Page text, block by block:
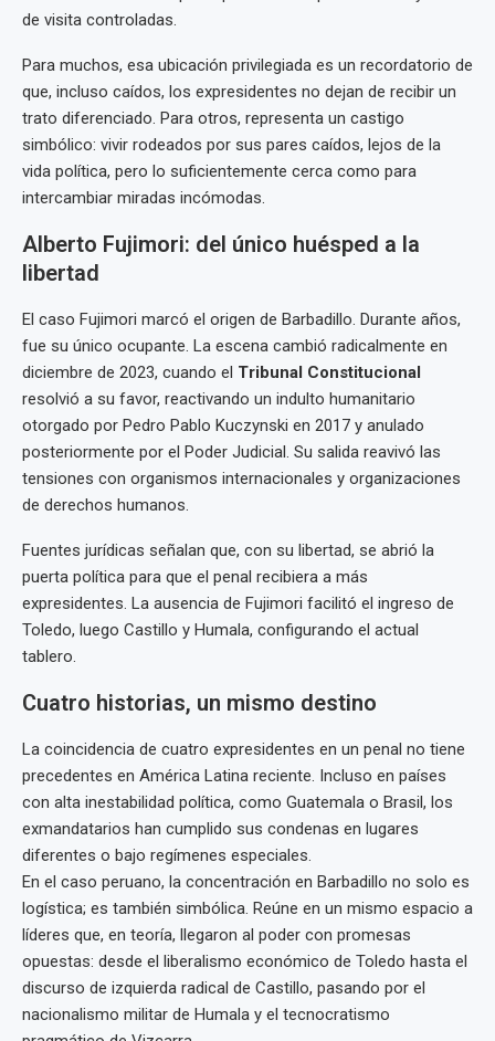
de visita controladas.
Para muchos, esa ubicación privilegiada es un recordatorio de
que, incluso caídos, los expresidentes no dejan de recibir un
trato diferenciado. Para otros, representa un castigo
simbólico: vivir rodeados por sus pares caídos, lejos de la
vida política, pero lo suficientemente cerca como para
intercambiar miradas incómodas.
Alberto Fujimori: del único huésped a la
libertad
El caso Fujimori marcó el origen de Barbadillo. Durante años,
fue su único ocupante. La escena cambió radicalmente en
diciembre de 2023, cuando el Tribunal Constitucional
resolvió a su favor, reactivando un indulto humanitario
otorgado por Pedro Pablo Kuczynski en 2017 y anulado
posteriormente por el Poder Judicial. Su salida reavivó las
tensiones con organismos internacionales y organizaciones
de derechos humanos.
Fuentes jurídicas señalan que, con su libertad, se abrió la
puerta política para que el penal recibiera a más
expresidentes. La ausencia de Fujimori facilitó el ingreso de
Toledo, luego Castillo y Humala, configurando el actual
tablero.
Cuatro historias, un mismo destino
La coincidencia de cuatro expresidentes en un penal no tiene
precedentes en América Latina reciente. Incluso en países
con alta inestabilidad política, como Guatemala o Brasil, los
exmandatarios han cumplido sus condenas en lugares
diferentes o bajo regímenes especiales.
En el caso peruano, la concentración en Barbadillo no solo es
logística; es también simbólica. Reúne en un mismo espacio a
líderes que, en teoría, llegaron al poder con promesas
opuestas: desde el liberalismo económico de Toledo hasta el
discurso de izquierda radical de Castillo, pasando por el
nacionalismo militar de Humala y el tecnocratismo